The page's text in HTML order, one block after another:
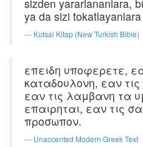
sizden yararlananlara,
ya da sizi
Kutsal Kitap (New Turkish Bible)
επειδη υποφερετε,
καταδουλονη, εαν
εαν τις λαμβανη τα
επαιρηται, εαν τις
προσωπον.
Unaccented Modern Greek Text